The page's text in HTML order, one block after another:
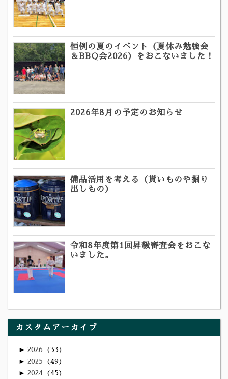
恒例の夏のイベント（夏休み勉強会
＆BBQ会2026）をおこないました！
2026年8月の予定のお知らせ
備品活用を考える（貰いものや掘り
出しもの）
令和8年度第1回昇級審査会をおこな
いました。
カスタムアーカイブ
► 2026 33
► 2025 49
► 2024 45